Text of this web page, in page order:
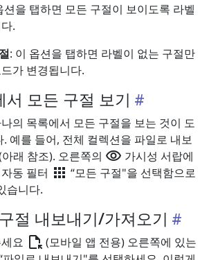
션을 탭하면 모든 구절이 보이도록 라벨
.
: 이 옵션을 탭하면 라벨이 없는 구절만
가 변경됩니다.
모든 구절 보기
의 목록에서 모든 구절을 보는 것이 도
예를 들어, 전체 컬렉션을 파일로 내보
래 참조). 오른쪽의 visibility 가시성 서랍에
동 필터 apps “모든 구절"을 선택함으로
습니다.
절 내보내기/가져오기
요 file_open (모바일 앱 전용) 오른쪽에 있는